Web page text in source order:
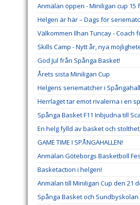
Anmälan öppen - Miniligan cup 15
Helgen är här – Dags för
Välkommen Ilhan Tuncay -
Skills Camp - Nytt år, nya
God Jul från Spånga Basket!
Årets sista Miniligan Cup
Helgens seriematcher i
Herrlaget tar emot rivalerna i en
Spånga Basket F11 Inbjudna till
En helg fylld av basket och stolthet
GAME TIME I SPÅNGAHALLEN!
Anmälan Göteborgs Basketboll
Basketaction i helgen!
Anmälan till Miniligan Cup den 21
Spånga Basket och